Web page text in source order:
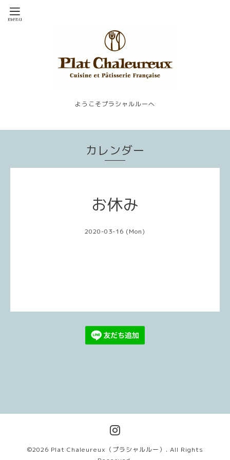
ようこそプラシャルルーへ
カレンダー
お休み
2020-03-16 (Mon)
©2026 Plat Chaleureux（プラシャルルー） . All Rights